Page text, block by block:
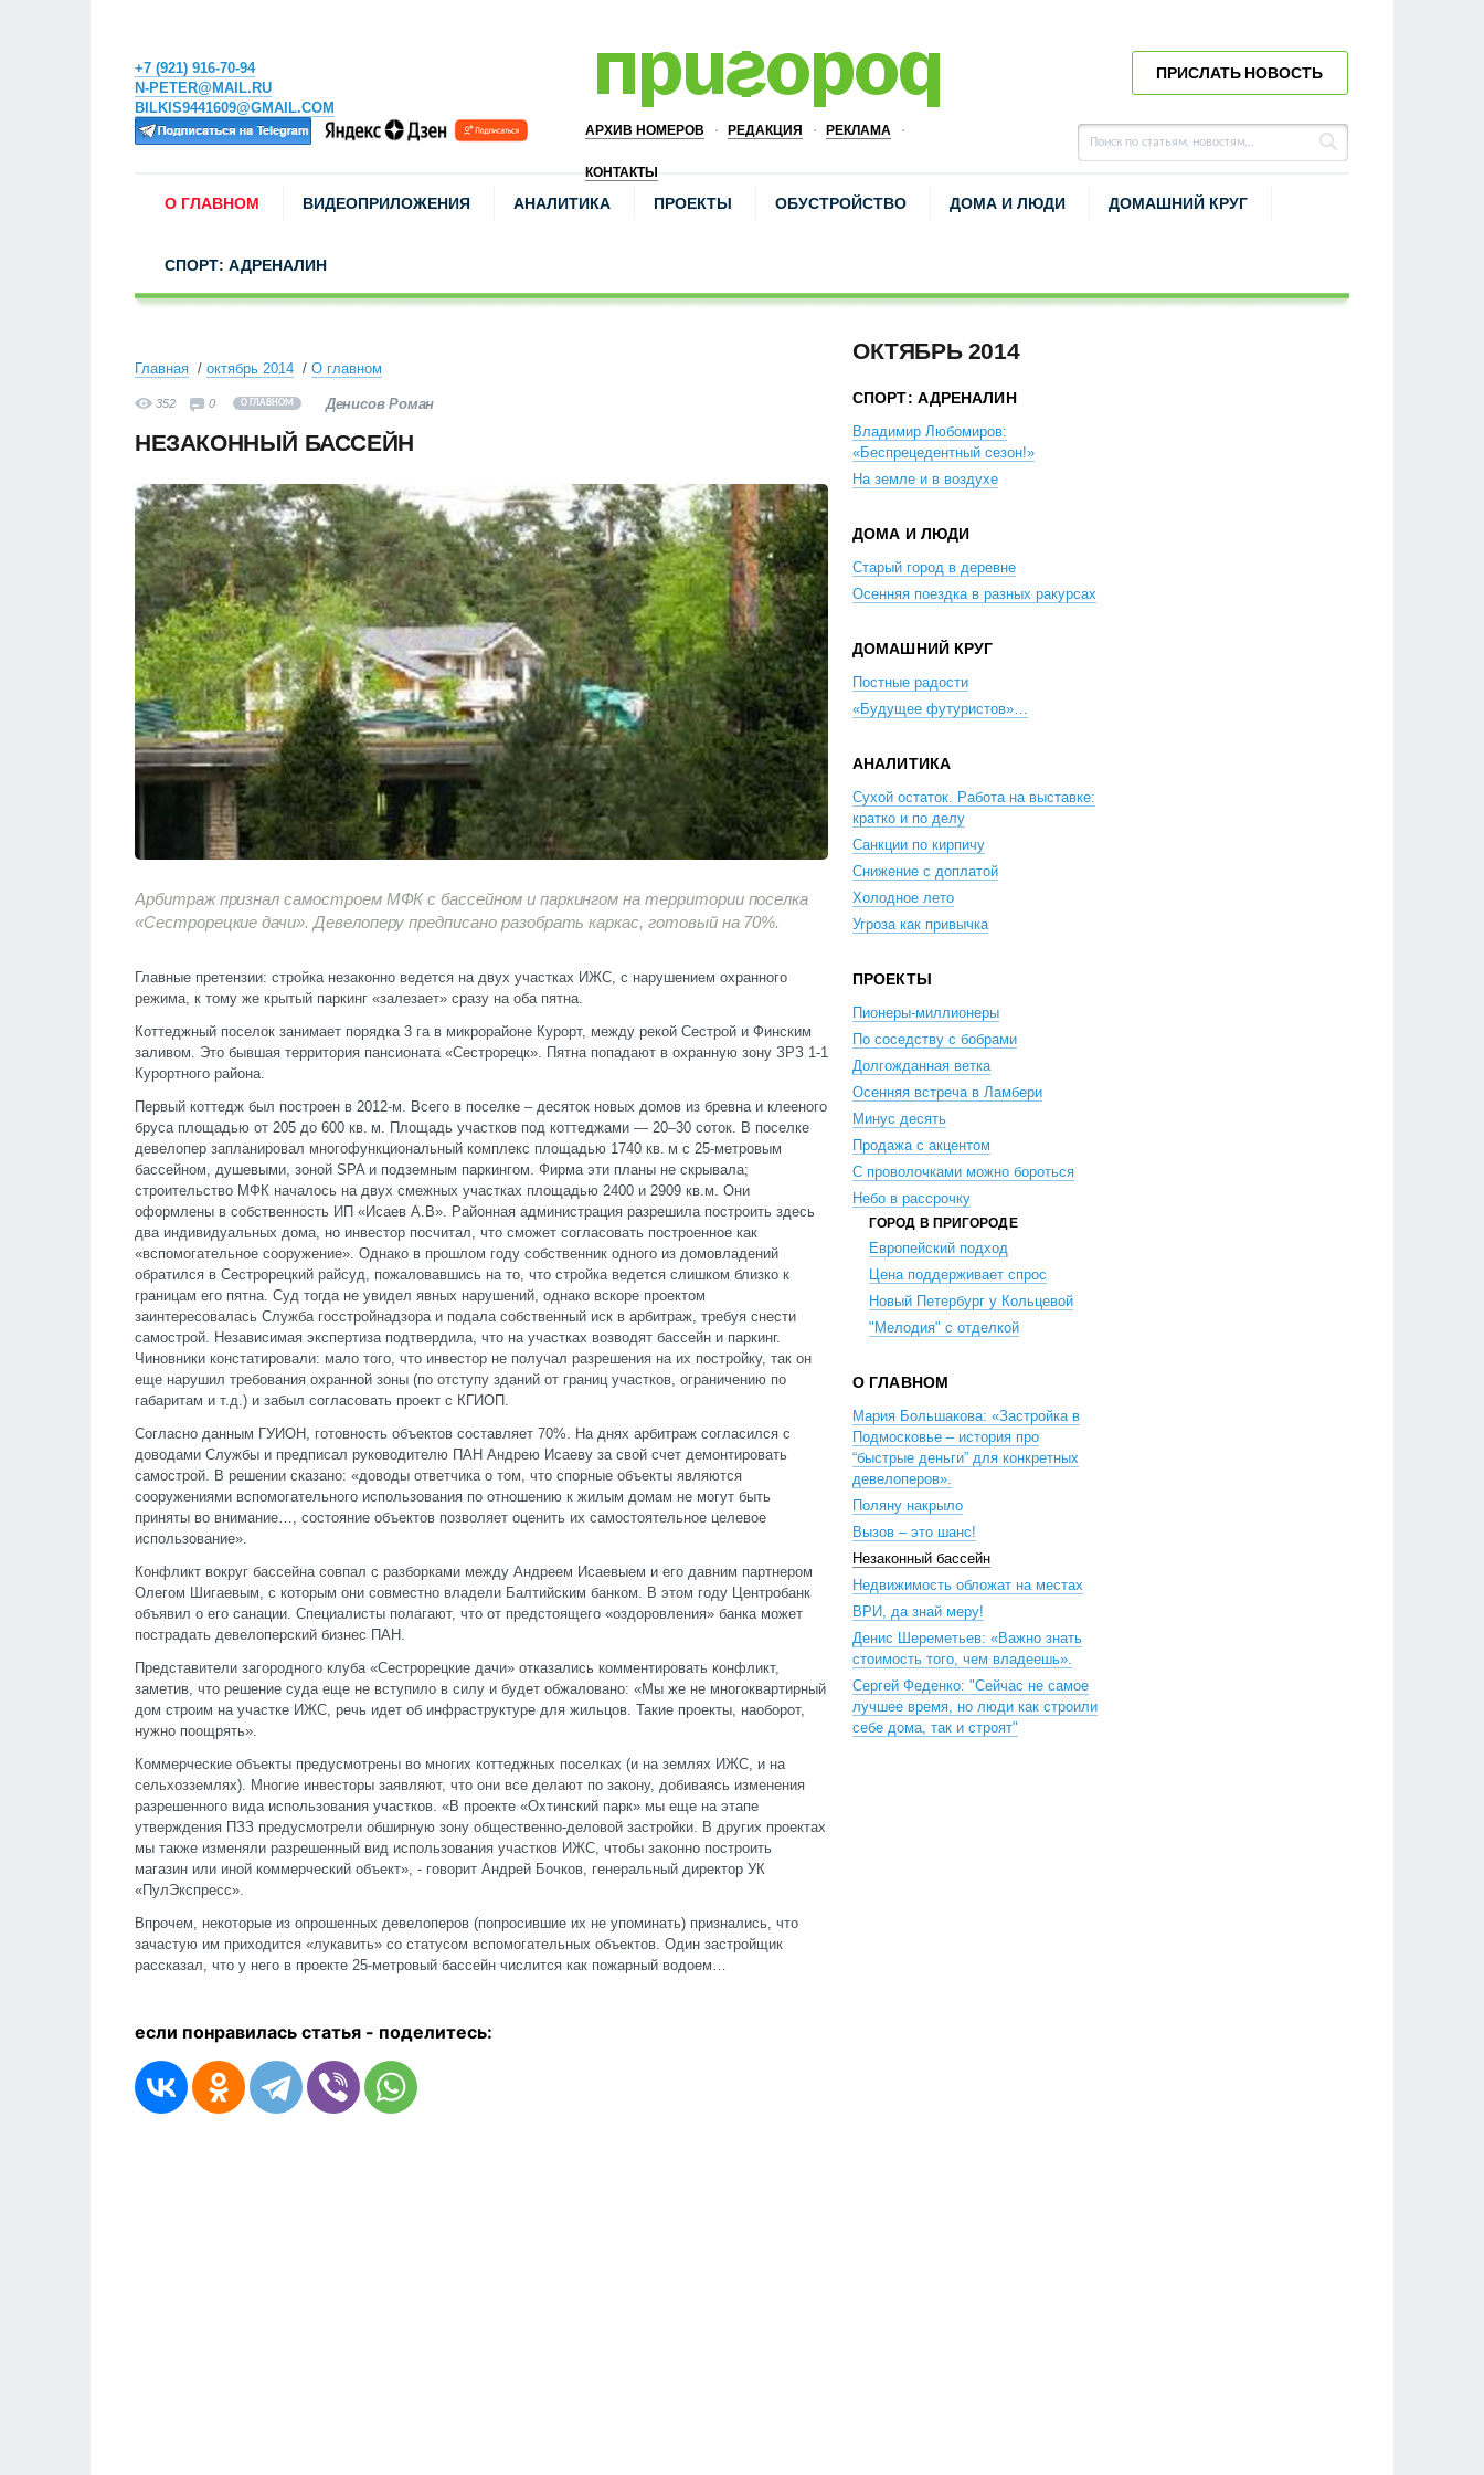
+7 (921) 916-70-94
N-PETER@MAIL.RU
BILKIS9441609@GMAIL.COM
АРХИВ НОМЕРОВ РЕДАКЦИЯ РЕКЛАМА
КОНТАКТЫ
ПРИСЛАТЬ НОВОСТЬ
О ГЛАВНОМ ВИДЕОПРИЛОЖЕНИЯ АНАЛИТИКА ПРОЕКТЫ ОБУСТРОЙСТВО ДОМА И ЛЮДИ ДОМАШНИЙ КРУГ
СПОРТ: АДРЕНАЛИН
Главная октябрь 2014 О главном
352 0 О ГЛАВНОМ Денисов Роман
НЕЗАКОННЫЙ БАССЕЙН
Арбитраж признал самостроем МФК с бассейном и паркингом на территории поселка
«Сестрорецкие дачи». Девелоперу предписано разобрать каркас, готовый на 70%.
Главные претензии: стройка незаконно ведется на двух участках ИЖС, с нарушением охранного
режима, к тому же крытый паркинг «залезает» сразу на оба пятна.
Коттеджный поселок занимает порядка 3 га в микрорайоне Курорт, между рекой Сестрой и Финским
заливом. Это бывшая территория пансионата «Сестрорецк». Пятна попадают в охранную зону ЗРЗ 1-1
Курортного района.
Первый коттедж был построен в 2012-м. Всего в поселке – десяток новых домов из бревна и клееного
бруса площадью от 205 до 600 кв. м. Площадь участков под коттеджами — 20–30 соток. В поселке
девелопер запланировал многофункциональный комплекс площадью 1740 кв. м с 25‑метровым
бассейном, душевыми, зоной SPA и подземным паркингом. Фирма эти планы не скрывала;
строительство МФК началось на двух смежных участках площадью 2400 и 2909 кв.м. Они
оформлены в собственность ИП «Исаев А.В». Районная администрация разрешила построить здесь
два индивидуальных дома, но инвестор посчитал, что сможет согласовать построенное как
«вспомогательное сооружение». Однако в прошлом году собственник одного из домовладений
обратился в Сестрорецкий райсуд, пожаловавшись на то, что стройка ведется слишком близко к
границам его пятна. Суд тогда не увидел явных нарушений, однако вскоре проектом
заинтересовалась Служба госстройнадзора и подала собственный иск в арбитраж, требуя снести
самострой. Независимая экспертиза подтвердила, что на участках возводят бассейн и паркинг.
Чиновники констатировали: мало того, что инвестор не получал разрешения на их постройку, так он
еще нарушил требования охранной зоны (по отступу зданий от границ участков, ограничению по
габаритам и т.д.) и забыл согласовать проект с КГИОП.
Согласно данным ГУИОН, готовность объектов составляет 70%. На днях арбитраж согласился с
доводами Службы и предписал руководителю ПАН Андрею Исаеву за свой счет демонтировать
самострой. В решении сказано: «доводы ответчика о том, что спорные объекты являются
сооружениями вспомогательного использования по отношению к жилым домам не могут быть
приняты во внимание…, состояние объектов позволяет оценить их самостоятельное целевое
использование».
Конфликт вокруг бассейна совпал с разборками между Андреем Исаевыем и его давним партнером
Олегом Шигаевым, с которым они совместно владели Балтийским банком. В этом году Центробанк
объявил о его санации. Специалисты полагают, что от предстоящего «оздоровления» банка может
пострадать девелоперский бизнес ПАН.
Представители загородного клуба «Сестрорецкие дачи» отказались комментировать конфликт,
заметив, что решение суда еще не вступило в силу и будет обжаловано: «Мы же не многоквартирный
дом строим на участке ИЖС, речь идет об инфраструктуре для жильцов. Такие проекты, наоборот,
нужно поощрять».
Коммерческие объекты предусмотрены во многих коттеджных поселках (и на землях ИЖС, и на
сельхозземлях). Многие инвесторы заявляют, что они все делают по закону, добиваясь изменения
разрешенного вида использования участков. «В проекте «Охтинский парк» мы еще на этапе
утверждения ПЗЗ предусмотрели обширную зону общественно-деловой застройки. В других проектах
мы также изменяли разрешенный вид использования участков ИЖС, чтобы законно построить
магазин или иной коммерческий объект», - говорит Андрей Бочков, генеральный директор УК
«ПулЭкспресс».
Впрочем, некоторые из опрошенных девелоперов (попросившие их не упоминать) признались, что
зачастую им приходится «лукавить» со статусом вспомогательных объектов. Один застройщик
рассказал, что у него в проекте 25-метровый бассейн числится как пожарный водоем…
если понравилась статья - поделитесь:
ОКТЯБРЬ 2014
СПОРТ: АДРЕНАЛИН
Владимир Любомиров:
«Беспрецедентный сезон!»
На земле и в воздухе
ДОМА И ЛЮДИ
Старый город в деревне
Осенняя поездка в разных ракурсах
ДОМАШНИЙ КРУГ
Постные радости
«Будущее футуристов»…
АНАЛИТИКА
Сухой остаток. Работа на выставке:
кратко и по делу
Санкции по кирпичу
Снижение с доплатой
Холодное лето
Угроза как привычка
ПРОЕКТЫ
Пионеры-миллионеры
По соседству с бобрами
Долгожданная ветка
Осенняя встреча в Ламбери
Минус десять
Продажа с акцентом
С проволочками можно бороться
Небо в рассрочку
ГОРОД В ПРИГОРОДЕ
Европейский подход
Цена поддерживает спрос
Новый Петербург у Кольцевой
"Мелодия" с отделкой
О ГЛАВНОМ
Мария Большакова: «Застройка в
Подмосковье – история про
“быстрые деньги” для конкретных
девелоперов».
Поляну накрыло
Вызов – это шанс!
Незаконный бассейн
Недвижимость обложат на местах
ВРИ, да знай меру!
Денис Шереметьев: «Важно знать
стоимость того, чем владеешь».
Сергей Феденко: "Сейчас не самое
лучшее время, но люди как строили
себе дома, так и строят"